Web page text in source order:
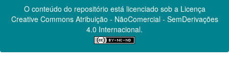
O conteúdo do repositório está licenciado sob a Licença
Creative CommonsAtribuição - NãoComercial - SemDerivações
4.0 Internacional.